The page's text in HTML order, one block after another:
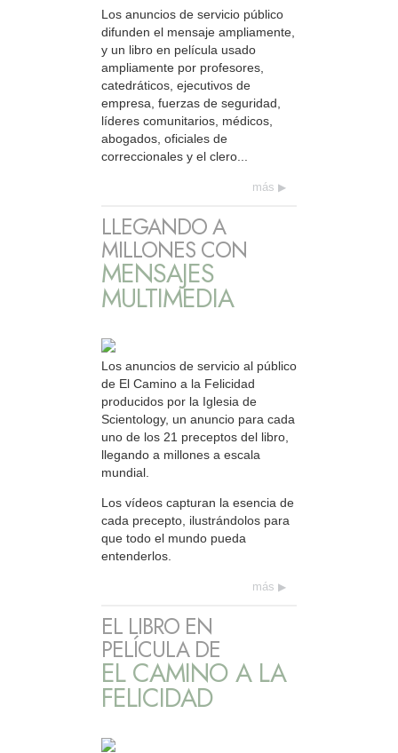
Los anuncios de servicio público
difunden el mensaje ampliamente,
y un libro en película usado
ampliamente por profesores,
catedráticos, ejecutivos de
empresa, fuerzas de seguridad,
líderes comunitarios, médicos,
abogados, oficiales de
correccionales y el clero...
más
LLEGANDO A
MILLONES CON
MENSAJES
MULTIMEDIA
Los anuncios de servicio al público
de El Camino a la Felicidad
producidos por la Iglesia de
Scientology, un anuncio para cada
uno de los 21 preceptos del libro,
llegando a millones a escala
mundial.
Los vídeos capturan la esencia de
cada precepto, ilustrándolos para
que todo el mundo pueda
entenderlos.
más
EL LIBRO EN
PELÍCULA DE
EL CAMINO A LA
FELICIDAD